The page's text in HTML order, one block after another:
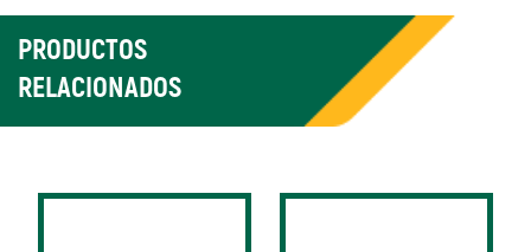
PRODUCTOS
RELACIONADOS